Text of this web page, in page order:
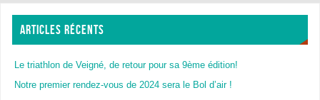
ARTICLES RÉCENTS
Le triathlon de Veigné, de retour pour sa 9ème édition!
Notre premier rendez-vous de 2024 sera le Bol d’air !